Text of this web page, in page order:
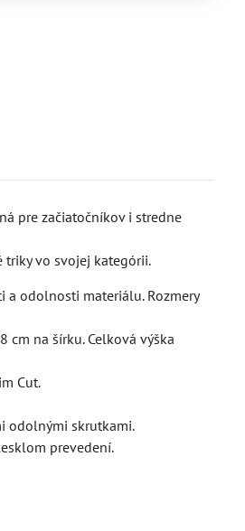
pre začiatočníkov i stredne
triky vo svojej kategórii.
odolnosti materiálu. Rozmery
cm na šírku. Celková výška
Cut.
odolnými skrutkami.
prevedení.
Skladom
103,40 €